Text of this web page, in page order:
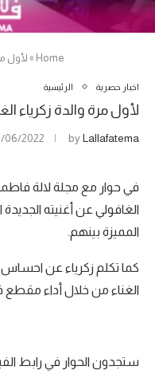
Home
»لأول
اخبار حصرية الرئيسية
لأول مرة والدة زكرياء
byLallafatema
06/2022
في حوار مع مجلة لالة
الغافولي عن أغنيته
المميزة بينهم.
كما تكلم زكرياء عن
الغناء من خلال أداء مقطع
ستجدون الحوار في رابط